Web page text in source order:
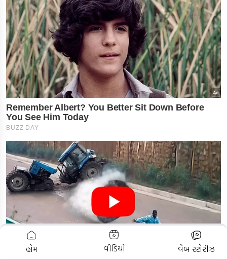
ADVERTISEMENT
હોમ વીડિયો વેબ સ્ટોરીઝ